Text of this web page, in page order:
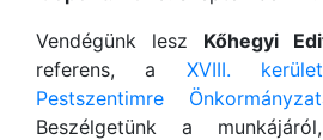
Vendégünk lesz Kőhegyi
referens, a XVIII.
Pestszentimre
Beszélgetünk a